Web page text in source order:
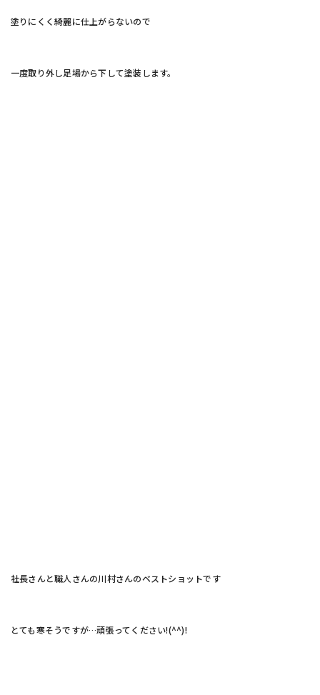
塗りにくく綺麗に仕上がらないので
一度取り外し足場から下して塗装します。
社長さんと職人さんの川村さんのベストショットです
とても寒そうですが…頑張ってください!(^^)!